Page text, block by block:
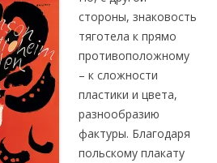
стороны, знаковость
тяготела к прямо
противоположному
– к сложности
пластики и цвета,
разнообразию
фактуры. Благодаря
польскому плакату